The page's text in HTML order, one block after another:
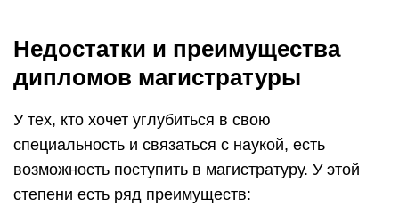
Недостатки и преимущества
дипломов магистратуры
У тех, кто хочет углубиться в свою
специальность и связаться с наукой, есть
возможность поступить в магистратуру. У этой
степени есть ряд преимуществ: